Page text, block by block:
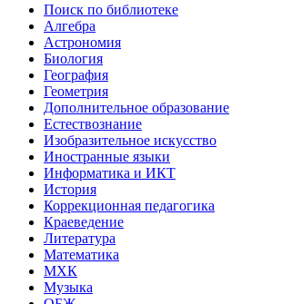
Поиск по библиотеке
Алгебра
Астрономия
Биология
География
Геометрия
Дополнительное образование
Естествознание
Изобразительное искусство
Иностранные языки
Информатика и ИКТ
История
Коррекционная педагогика
Краеведение
Литература
Математика
МХК
Музыка